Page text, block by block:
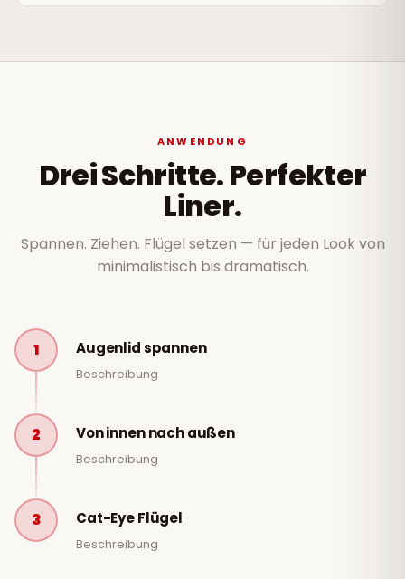
ANWENDUNG
Drei Schritte. Perfekter
Liner.
Spannen. Ziehen. Flügel setzen — für jeden Look von
minimalistisch bis dramatisch.
1 Augenlid spannen
Beschreibung
2 Von innen nach außen
Beschreibung
3 Cat-Eye Flügel
Beschreibung